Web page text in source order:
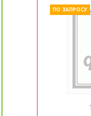
ПО ЗАПРОСУ